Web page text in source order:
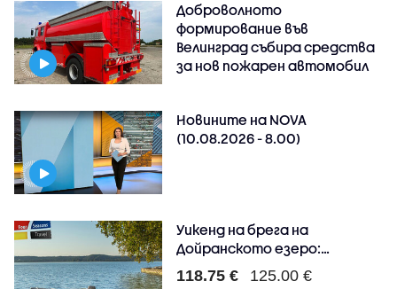
Доброволното
формирование във
Велинград събира средства
за нов пожарен автомобил
Новините на NOVA
(10.08.2026 - 8.00)
Уикенд на брега на
Дойранското езеро:
Нощувк..
118.75 € 125.00 €